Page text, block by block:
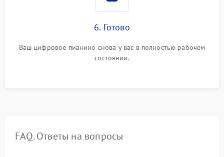
6. Готово
Ваш цифровое пианино снова у вас в полностью рабочем
состоянии.
FAQ. Ответы на вопросы